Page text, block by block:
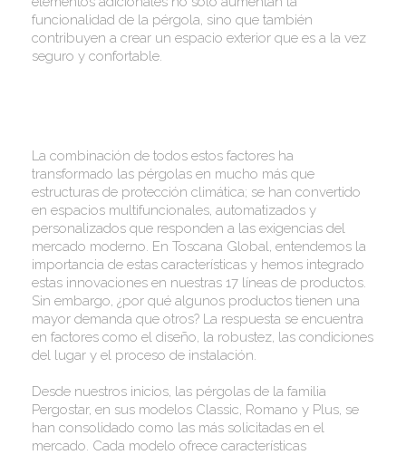
funcionalidad de la pérgola, sino que también
contribuyen a crear un espacio exterior que es a la vez
seguro y confortable.
La combinación de todos estos factores ha
transformado las pérgolas en mucho más que
estructuras de protección climática; se han convertido
en espacios multifuncionales, automatizados y
personalizados que responden a las exigencias del
mercado moderno. En Toscana Global, entendemos la
importancia de estas características y hemos integrado
estas innovaciones en nuestras 17 líneas de productos.
Sin embargo, ¿por qué algunos productos tienen una
mayor demanda que otros? La respuesta se encuentra
en factores como el diseño, la robustez, las condiciones
del lugar y el proceso de instalación.
Desde nuestros inicios, las pérgolas de la familia
Pergostar, en sus modelos Classic, Romano y Plus, se
han consolidado como las más solicitadas en el
mercado. Cada modelo ofrece características